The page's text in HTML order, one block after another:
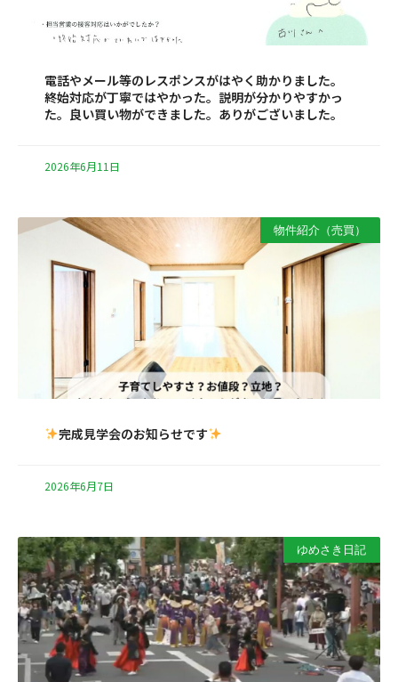
電話やメール等のレスポンスがはやく助かりました。
終始対応が丁寧ではやかった。説明が分かりやすかっ
た。良い買い物ができました。ありがございました。
2026年6月11日
物件紹介（売買）
完成見学会のお知らせです
2026年6月7日
ゆめさき日記